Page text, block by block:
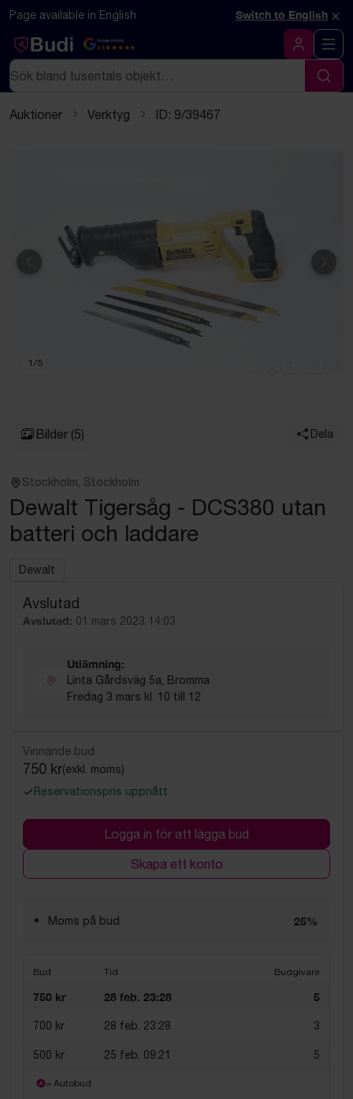
Hoppa till innehåll
Textbaserad (markdown) version av denna sida
Page available in English Switch to English ×
Google Rating
4.5
Logga in
Sök
Sök
Auktioner Verktyg ID: 9/39467
Föregående
1 /5
Bilder (5) Dela
Stockholm, Stockholm
Dewalt Tigersåg - DCS380 utan
batteri och laddare
Dewalt
Avslutad
Avslutad: 01 mars 2023 14:03
Utlämning:
Linta Gårdsväg 5a, Bromma
Fredag 3 mars kl. 10 till 12
Vinnande bud
750 kr(exkl. moms)
Reservationspris uppnått
Logga in för att lägga bud
Skapa ett konto
Moms på bud 25%
Bud Tid Budgivare
750 kr 28 feb. 23:28 5
700 kr 28 feb. 23:28 3
500 kr 25 feb. 09:21 5
= Autobud